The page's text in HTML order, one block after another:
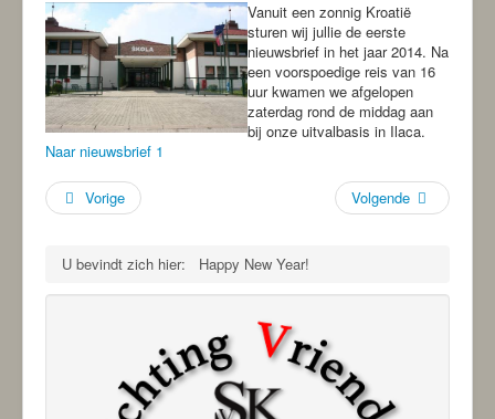
Donaties
Bingo!
Projecten
-ANBI-
Vanuit een zonnig Kroatië
sturen wij jullie de eerste
nieuwsbrief in het jaar 2014. Na
een voorspoedige reis van 16
uur kwamen we afgelopen
zaterdag rond de middag aan
bij onze uitvalbasis in Ilaca.
Naar nieuwsbrief 1
Vorige Volgende
U bevindt zich hier: Happy New Year!